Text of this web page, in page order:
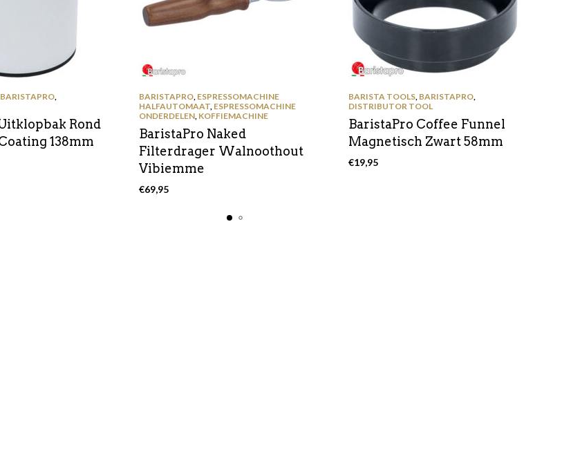
BARISTAPRO,
Rond
138mm
BARISTAPRO, ESPRESSOMACHINE
HALFAUTOMAAT, ESPRESSOMACHINE
ONDERDELEN, KOFFIEMACHINE
BaristaPro Naked
Filterdrager Walnoothout
Vibiemme
€69,95
BARISTA TOOLS, BARISTAPRO,
DISTRIBUTOR TOOL
BaristaPro Coffee Funnel
Magnetisch Zwart 58mm
€19,95